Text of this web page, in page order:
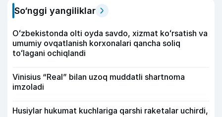
So‘nggi yangiliklar
Oʻzbekistonda olti oyda savdo, xizmat koʻrsatish va
umumiy ovqatlanish korxonalari qancha soliq
toʻlagani ochiqlandi
Vinisius “Real” bilan uzoq muddatli shartnoma
imzoladi
Husiylar hukumat kuchlariga qarshi raketalar uchirdi,